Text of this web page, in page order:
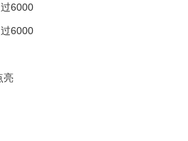
6000
6000
亮